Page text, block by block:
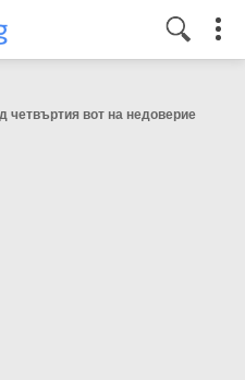
четвъртия вот на недоверие